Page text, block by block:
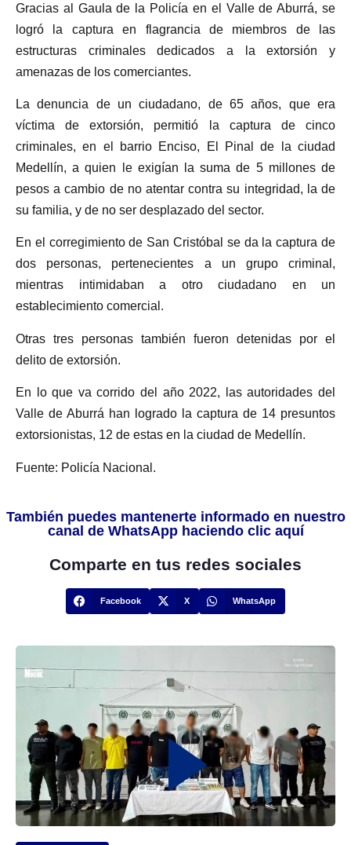
Gracias al Gaula de la Policía en el Valle de Aburrá, se
logró la captura en flagrancia de miembros de las
estructuras criminales dedicados a la extorsión y
amenazas de los comerciantes.
La denuncia de un ciudadano, de 65 años, que era
víctima de extorsión, permitió la captura de cinco
criminales, en el barrio Enciso, El Pinal de la ciudad
Medellín, a quien le exigían la suma de 5 millones de
pesos a cambio de no atentar contra su integridad, la de
su familia, y de no ser desplazado del sector.
En el corregimiento de San Cristóbal se da la captura de
dos personas, pertenecientes a un grupo criminal,
mientras intimidaban a otro ciudadano en un
establecimiento comercial.
Otras tres personas también fueron detenidas por el
delito de extorsión.
En lo que va corrido del año 2022, las autoridades del
Valle de Aburrá han logrado la captura de 14 presuntos
extorsionistas, 12 de estas en la ciudad de Medellín.
Fuente: Policía Nacional.
También puedes mantenerte informado en nuestro
canal de WhatsApp haciendo clic aquí
Comparte en tus redes sociales
Facebook X WhatsApp